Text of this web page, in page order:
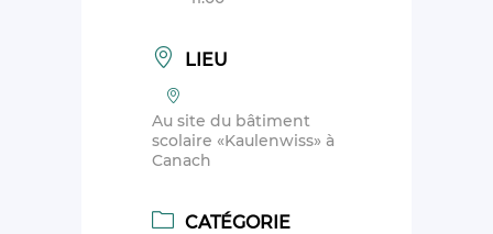
LIEU
Au site du bâtiment
scolaire «Kaulenwiss» à
Canach
CATÉGORIE